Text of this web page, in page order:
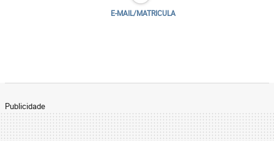
E-MAIL/MATRICULA
Publicidade